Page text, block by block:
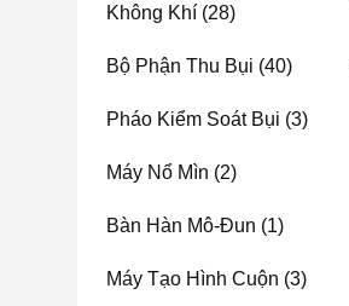
Không Khí (28)
Bộ Phận Thu Bụi (40)
Pháo Kiểm Soát Bụi (3)
Máy Nổ Mìn (2)
Bàn Hàn Mô-Đun (1)
Máy Tạo Hình Cuộn (3)